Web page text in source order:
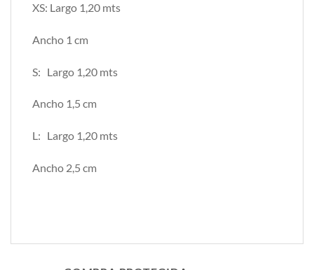
XS: Largo 1,20 mts
Ancho 1 cm
S: Largo 1,20 mts
Ancho 1,5 cm
L: Largo 1,20 mts
Ancho 2,5 cm